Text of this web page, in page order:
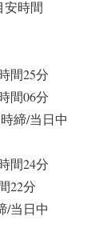
時間
間25分
間06分
締/当日中
間24分
22分
/当日中